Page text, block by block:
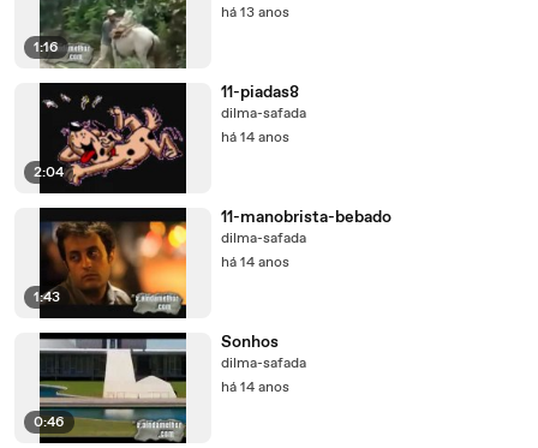
1:16
há 13 anos
2:04
11-piadas8
dilma-safada
há 14 anos
1:43
11-manobrista-bebado
dilma-safada
há 14 anos
0:46
Sonhos
dilma-safada
há 14 anos